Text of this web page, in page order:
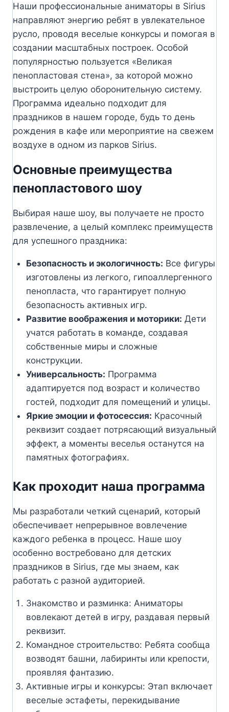
Наши профессиональные аниматоры в Sirius
направляют энергию ребят в увлекательное
русло, проводя веселые конкурсы и помогая в
создании масштабных построек. Особой
популярностью пользуется «Великая
пенопластовая стена», за которой можно
выстроить целую оборонительную систему.
Программа идеально подходит для
праздников в нашем городе, будь то день
рождения в кафе или мероприятие на свежем
воздухе в одном из парков Sirius.
Основные преимущества
пенопластового шоу
Выбирая наше шоу, вы получаете не просто
развлечение, а целый комплекс преимуществ
для успешного праздника:
Безопасность и экологичность: Все фигуры
изготовлены из легкого, гипоаллергенного
пенопласта, что гарантирует полную
безопасность активных игр.
Развитие воображения и моторики: Дети
учатся работать в команде, создавая
собственные миры и сложные
конструкции.
Универсальность: Программа
адаптируется под возраст и количество
гостей, подходит для помещений и улицы.
Яркие эмоции и фотосессия: Красочный
реквизит создает потрясающий визуальный
эффект, а моменты веселья останутся на
памятных фотографиях.
Как проходит наша программа
Мы разработали четкий сценарий, который
обеспечивает непрерывное вовлечение
каждого ребенка в процесс. Наше шоу
особенно востребовано для детских
праздников в Sirius, где мы знаем, как
работать с разной аудиторией.
Знакомство и разминка: Аниматоры
вовлекают детей в игру, раздавая первый
реквизит.
Командное строительство: Ребята сообща
возводят башни, лабиринты или крепости,
проявляя фантазию.
Активные игры и конкурсы: Этап включает
веселые эстафеты, перекидывание